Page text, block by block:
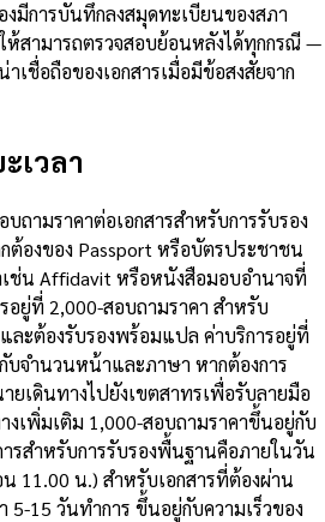
มีการบันทึกลงสมุดทะเบียนของสภา
ห้สามารถตรวจสอบย้อนหลังได้ทุกกรณี —
ชื่อถือของเอกสารเมื่อมีข้อสงสัยจาก
เวลา
ถามราคาต่อเอกสารสำหรับการรับรอง
ต้องของ Passport หรือบัตรประชาชน
ช่น Affidavit หรือหนังสือมอบอำนาจที่
อยู่ที่ 2,000-สอบถามราคา สำหรับ
ะต้องรับรองพร้อมแปล ค่าบริการอยู่ที่
บจำนวนหน้าและภาษา หากต้องการ
ยเดินทางไปยังเขตสาทรเพื่อรับลายมือ
เพิ่มเติม 1,000-สอบถามราคาขึ้นอยู่กับ
ารสำหรับการรับรองพื้นฐานคือภายในวัน
น 11.00 น.) สำหรับเอกสารที่ต้องผ่าน
5-15 วันทำการ ขึ้นอยู่กับความเร็วของ